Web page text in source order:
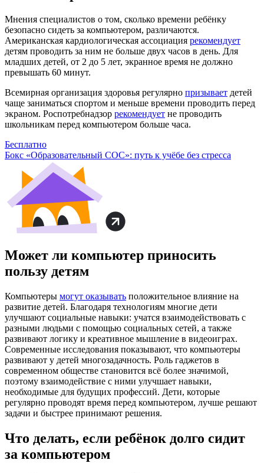
Мнения специалистов о том, сколько времени ребёнку
безопасно сидеть за компьютером, различаются.
Американская кардиологическая ассоциация рекомендует
детям проводить за ним не больше двух часов в день. Для
младших детей, от 2 до 5 лет, экранное время не должно
превышать 60 минут.
Всемирная организация здоровья регулярно призывает детей
чаще заниматься спортом и меньше времени проводить перед
экраном. Роспотребнадзор рекомендует не проводить
школьникам перед компьютером больше часа.
Бесплатно
Бокс «Образовательный СОС»: путь к учёбе без стресса
Может ли компьютер приносить
пользу детям
Компьютеры могут оказывать положительное влияние на
развитие детей. Благодаря технологиям многие дети
улучшают социальные навыки: учатся взаимодействовать с
разными людьми с помощью социальных сетей, а также
развивают логику и креативное мышление в видеоиграх.
Современные исследования показывают, что компьютеры
развивают у детей многозадачность. Роль гаджетов в
современном обществе становится всё более значимой,
поэтому взаимодействие с ними улучшает навыки,
необходимые для будущих профессий. Дети, которые
регулярно проводят время перед компьютером, лучше решают
задачи и быстрее принимают решения.
Что делать, если ребёнок долго сидит
за компьютером